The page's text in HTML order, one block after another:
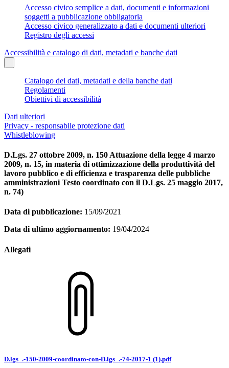
Accesso civico semplice a dati, documenti e informazioni
soggetti a pubblicazione obbligatoria
Accesso civico generalizzato a dati e documenti ulteriori
Registro degli accessi
Accessibilità e catalogo di dati, metadati e banche dati
Catalogo dei dati, metadati e della banche dati
Regolamenti
Obiettivi di accessibilità
Dati ulteriori
Privacy - responsabile protezione dati
Whistleblowing
D.Lgs. 27 ottobre 2009, n. 150 Attuazione della legge 4 marzo
2009, n. 15, in materia di ottimizzazione della produttività del
lavoro pubblico e di efficienza e trasparenza delle pubbliche
amministrazioni Testo coordinato con il D.Lgs. 25 maggio 2017,
n. 74)
Data di pubblicazione: 15/09/2021
Data di ultimo aggiornamento: 19/04/2024
Allegati
D.lgs_.-150-2009-coordinato-con-D.lgs_.-74-2017-1 (1).pdf